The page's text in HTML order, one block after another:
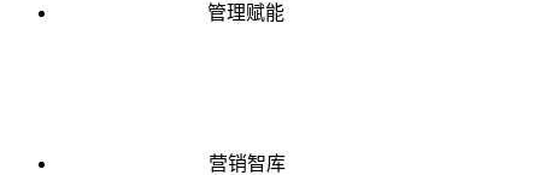
管理赋能
营销智库